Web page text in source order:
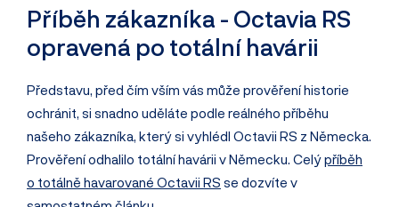
Příběh zákazníka - Octavia RS
opravená po totální havárii
Představu, před čím vším vás může prověření historie
ochránit, si snadno uděláte podle reálného příběhu
našeho zákazníka, který si vyhlédl Octavii RS z Německa.
Prověření odhalilo totální havárii v Německu. Celýpříběh
o totálně havarované Octavii RS se dozvíte v